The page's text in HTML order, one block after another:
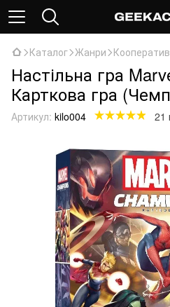
Каталог Жанри
Настільна гра
Карткова гра
Артикул: kilo004 21